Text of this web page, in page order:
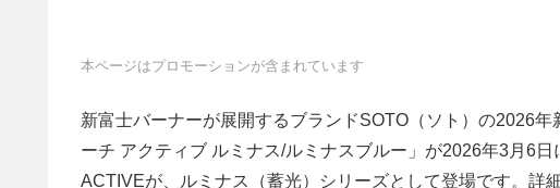
本ページはプロモーションが含まれています
新富士バーナーが展開するブランドSOTO（ソト）の2026
ーチ アクティブ ルミナス/ルミナスブルー」が2026年3月6
ACTIVEが、ルミナス（蓄光）シリーズとして登場です。詳